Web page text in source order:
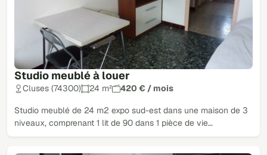
Studio meublé à louer
Cluses (74300) 24 m² 420 € / mois
Studio meublé de 24 m2 expo sud-est dans une maison de 3
niveaux, comprenant 1 lit de 90 dans 1 pièce de vie…